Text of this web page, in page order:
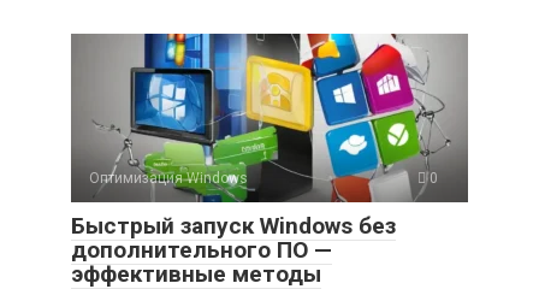
Оптимизация Windows 0
Быстрый запуск Windows без
дополнительного ПО —
эффективные методы